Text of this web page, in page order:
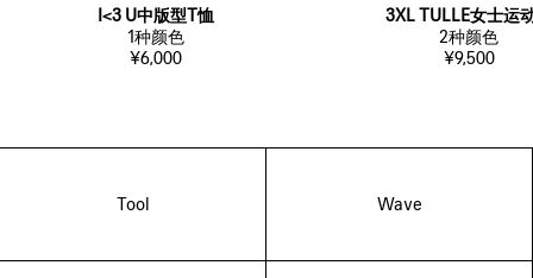
I<3 U中版型T恤
1种颜色
¥6,000
3XL TULLE女士运
2种颜色
¥9,500
Tool Wave